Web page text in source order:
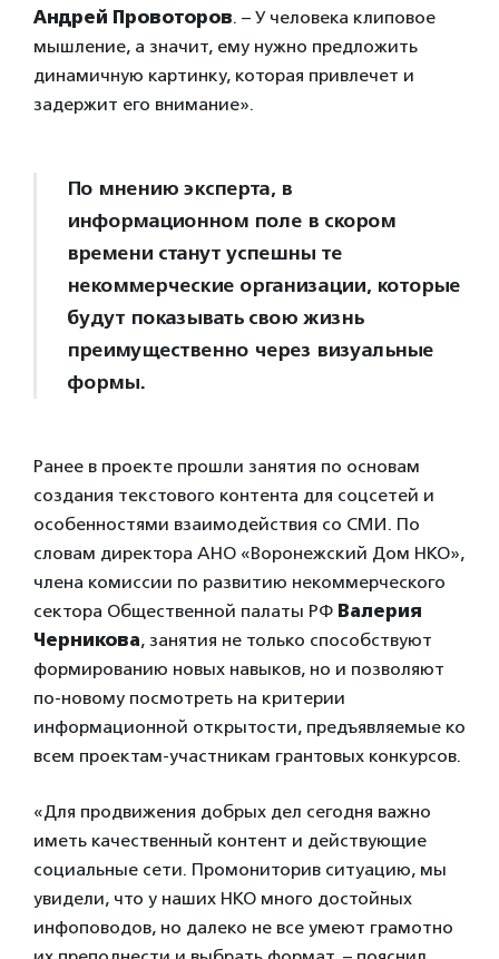
Андрей Провоторов. – У человека клиповое
мышление, а значит, ему нужно предложить
динамичную картинку, которая привлечет и
задержит его внимание».
По мнению эксперта, в
информационном поле в скором
времени станут успешны те
некоммерческие организации, которые
будут показывать свою жизнь
преимущественно через визуальные
формы.
Ранее в проекте прошли занятия по основам
создания текстового контента для соцсетей и
особенностями взаимодействия со СМИ. По
словам директора АНО «Воронежский Дом НКО»,
члена комиссии по развитию некоммерческого
сектора Общественной палаты РФ Валерия
Черникова, занятия не только способствуют
формированию новых навыков, но и позволяют
по-новому посмотреть на критерии
информационной открытости, предъявляемые ко
всем проектам-участникам грантовых конкурсов.
«Для продвижения добрых дел сегодня важно
иметь качественный контент и действующие
социальные сети. Промониторив ситуацию, мы
увидели, что у наших НКО много достойных
инфоповодов, но далеко не все умеют грамотно